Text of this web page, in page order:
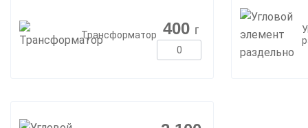
Трансформатор 400 г